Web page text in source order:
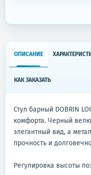
ОПИСАНИЕ
КАК ЗАКАЗАТЬ
Стул барный DOBRIN
комфорта. Черный
элегантный вид, а
прочность и
Регулировка высоты